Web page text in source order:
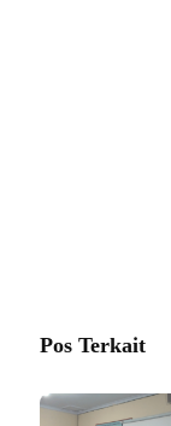
Pos Terkait